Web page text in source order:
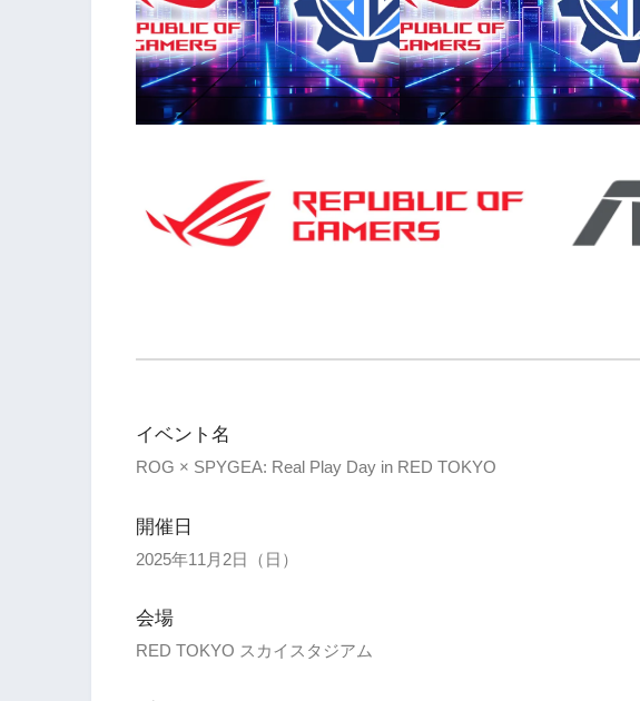
イベント名
ROG × SPYGEA: Real Play Day in RED TOKYO
開催日
2025年11月2日（日）
会場
RED TOKYO スカイスタジアム